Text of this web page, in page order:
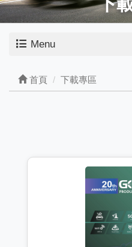
下
Menu
首頁 下載專區